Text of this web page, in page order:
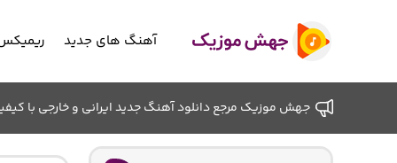
آهنگ های جدید
جهش موزیک مرجع دانلود آهنگ جدید ایرانی و خارجی با